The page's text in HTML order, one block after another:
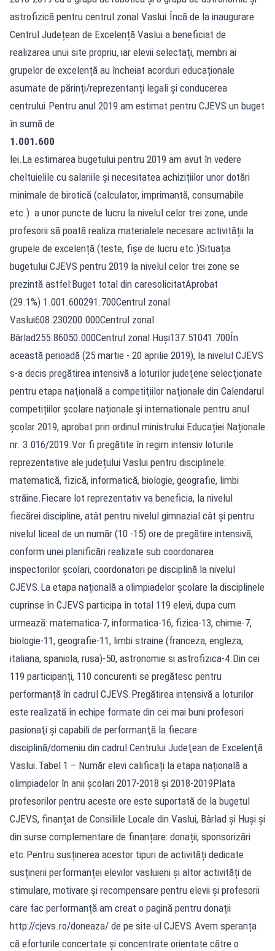
astrofizică pentru centrul zonal Vaslui.Încă de la inaugurare
Centrul Județean de Excelență Vaslui a beneficiat de
realizarea unui site propriu, iar elevii selectați, membri ai
grupelor de excelență au încheiat acorduri educaționale
asumate de părinți/reprezentanți legali și conducerea
centrului.Pentru anul 2019 am estimat pentru CJEVS un buget
în sumă de
1.001.600
lei.La estimarea bugetului pentru 2019 am avut în vedere
cheltuielile cu salariile și necesitatea achizițiilor unor dotări
minimale de birotică (calculator, imprimantă, consumabile
etc.) a unor puncte de lucru la nivelul celor trei zone, unde
profesorii să poată realiza materialele necesare activității la
grupele de excelență (teste, fișe de lucru etc.)Situația
bugetului CJEVS pentru 2019 la nivelul celor trei zone se
prezintă astfel:Buget total din caresolicitatAprobat
(29.1%) 1.001.600291.700Centrul zonal
Vaslui608.230200.000Centrul zonal
Bârlad255.86050.000Centrul zonal Huși137.51041.700În
această perioadă (25 martie - 20 aprilie 2019), la nivelul CJEVS
s-a decis pregătirea intensivă a loturilor judeţene selecţionate
pentru etapa naţională a competiţiilor naţionale din Calendarul
competițiilor școlare naționale și internationale pentru anul
școlar 2019, aprobat prin ordinul ministrului Educației Naționale
nr. 3.016/2019.Vor fi pregătite în regim intensiv loturile
reprezentative ale județului Vaslui pentru disciplinele:
matematică, fizică, informatică, biologie, geografie, limbi
străine.Fiecare lot reprezentativ va beneficia, la nivelul
fiecărei discipline, atât pentru nivelul gimnazial cât și pentru
nivelul liceal de un număr (10 -15) ore de pregătire intensivă,
conform unei planificări realizate sub coordonarea
inspectorilor școlari, coordonatori pe disciplină la nivelul
CJEVS.La etapa națională a olimpiadelor școlare la disciplinele
cuprinse în CJEVS participa în total 119 elevi, dupa cum
urmează: matematica-7, informatica-16, fizica-13, chimie-7,
biologie-11, geografie-11, limbi straine (franceza, engleza,
italiana, spaniola, rusa)-50, astronomie si astrofizica-4.Din cei
119 participanți, 110 concurenti se pregătesc pentru
performanță în cadrul CJEVS.Pregătirea intensivă a loturilor
este realizată în echipe formate din cei mai buni profesori
pasionaţi şi capabili de performanţă la fiecare
disciplină/domeniu din cadrul Centrului Judeţean de Excelenţă
Vaslui.Tabel 1 – Număr elevi calificați la etapa națională a
olimpiadelor în anii școlari 2017-2018 și 2018-2019Plata
profesorilor pentru aceste ore este suportată de la bugetul
CJEVS, finanțat de Consiliile Locale din Vaslui, Bârlad și Huși și
din surse complementare de finanțare: donații, sponsorizări
etc.Pentru susținerea acestor tipuri de activități dedicate
susținerii performanței elevilor vasluieni și altor activități de
stimulare, motivare și recompensare pentru elevii și profesorii
care fac performanță am creat o pagină pentru donații
http://cjevs.ro/doneaza/ de pe site-ul CJEVS.Avem speranța
că eforturile concertate și concentrate orientate către o